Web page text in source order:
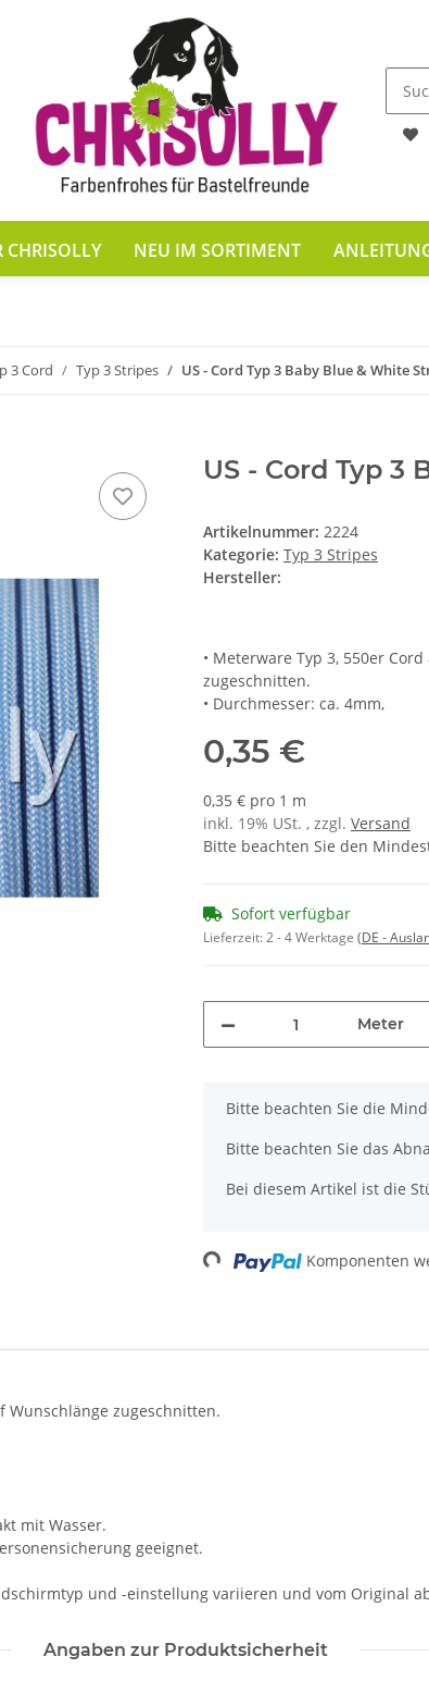
CHRISOLLY NEU IM SORTIMENT
3 Cord Typ 3 Stripes US - Cord Typ 3 Baby Blue & White
US - Cord Typ 3
Artikelnummer: 2224
Kategorie: Typ 3 Stripes
Hersteller:
• Meterware Typ 3, 550er
zugeschnitten.
• Durchmesser: ca. 4mm,
0,35 €
0,35 € pro 1 m
inkl. 19% USt. , zzgl. Versand
Bitte beachten Sie den
Sofort verfügbar
Lieferzeit:2 - 4 Werktage (DE -
Meter
x
Bitte beachten Sie die
Bitte beachten Sie das
Bei diesem Artikel ist die
Loading... Komponenten
Wunschlänge zugeschnitten.
mit Wasser.
geeignet.
und -einstellung variieren und vom Original
Angaben zur Produktsicherheit